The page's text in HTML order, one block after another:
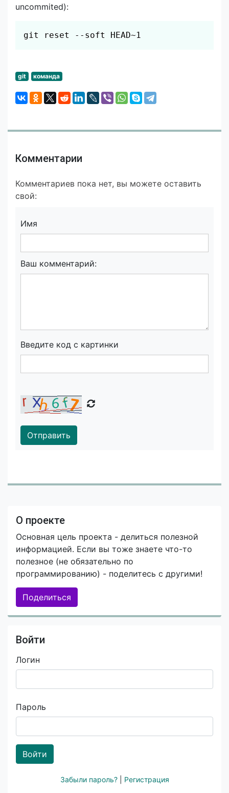
uncommited):
git reset --soft HEAD~1
git команда
Комментарии
Комментариев пока нет, вы можете оставить
свой:
Имя
Ваш комментарий:
Введите код с картинки
Отправить
О проекте
Основная цель проекта - делиться полезной
информацией. Если вы тоже знаете что-то
полезное (не обязательно по
программированию) - поделитесь с другими!
Поделиться
Войти
Логин
Пароль
Войти
Забыли пароль? Регистрация